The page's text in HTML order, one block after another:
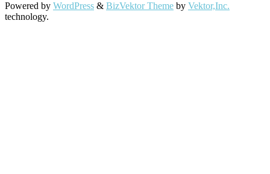
Powered by WordPress & BizVektor Theme by Vektor,Inc.
technology.